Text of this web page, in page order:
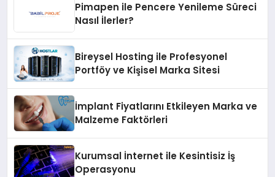
Pimapen ile Pencere Yenileme Süreci
Nasıl İlerler?
Bireysel Hosting ile Profesyonel
Portföy ve Kişisel Marka Sitesi
İmplant Fiyatlarını Etkileyen Marka ve
Malzeme Faktörleri
Kurumsal İnternet ile Kesintisiz İş
Operasyonu